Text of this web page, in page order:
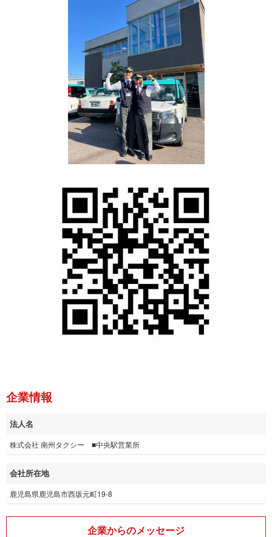
企業情報
法人名
株式会社 南州タクシー ■中央駅営業所
会社所在地
鹿児島県鹿児島市西坂元町19-8
企業からのメッセージ